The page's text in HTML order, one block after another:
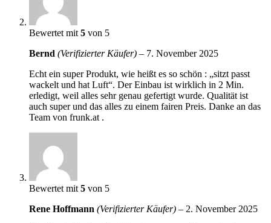
Bewertet mit 5 von 5
Bernd (Verifizierter Käufer) – 7. November 2025
Echt ein super Produkt, wie heißt es so schön : „sitzt passt
wackelt und hat Luft“. Der Einbau ist wirklich in 2 Min.
erledigt, weil alles sehr genau gefertigt wurde. Qualität ist
auch super und das alles zu einem fairen Preis. Danke an das
Team von frunk.at .
Bewertet mit 5 von 5
Rene Hoffmann (Verifizierter Käufer) – 2. November 2025